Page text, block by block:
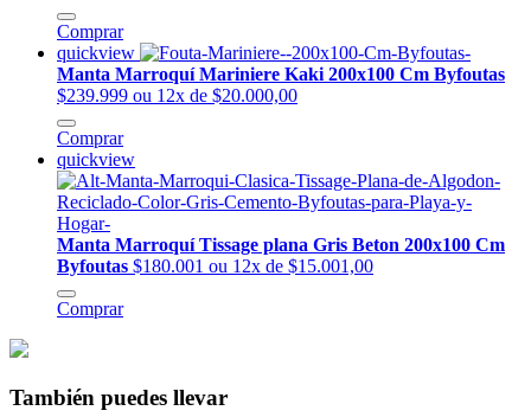
Comprar
quickview
Manta Marroquí Mariniere Kaki 200x100 Cm Byfoutas
$239.999 ou 12x de $20.000,00
Comprar
quickview
Manta Marroquí Tissage plana Gris Beton 200x100 Cm
Byfoutas $180.001 ou 12x de $15.001,00
Comprar
También puedes llevar